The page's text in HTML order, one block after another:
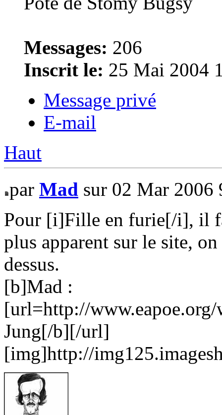
Messages: 206
Inscrit le: 25 Mai 2004
Message privé
E-mail
Haut
par Mad sur 02 Mar 2006
Pour [i]Fille en furie[/i], il
plus apparent sur le site,
dessus.
[b]Mad :
[url=http://
Jung[/b][/url]
[img]http://